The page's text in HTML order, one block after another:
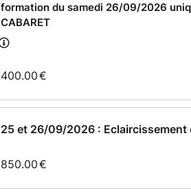
formation du samedi 26/09/2026
CABARET
400.00€
25 et 26/09/2026 : Eclaircissement
850.00€